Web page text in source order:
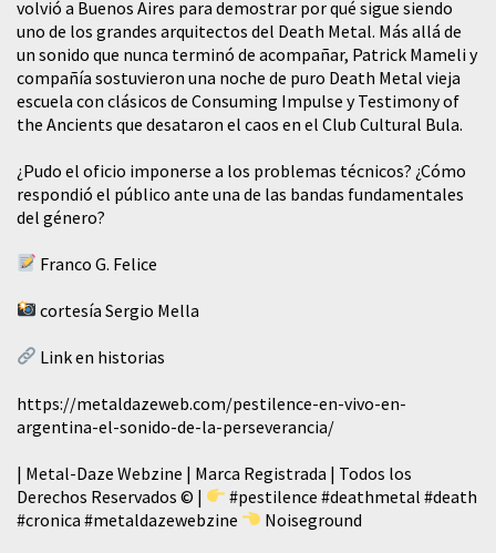
volvió a Buenos Aires para demostrar por qué sigue siendo
uno de los grandes arquitectos del Death Metal. Más allá de
un sonido que nunca terminó de acompañar, Patrick Mameli y
compañía sostuvieron una noche de puro Death Metal vieja
escuela con clásicos de Consuming Impulse y Testimony of
the Ancients que desataron el caos en el Club Cultural Bula.
¿Pudo el oficio imponerse a los problemas técnicos? ¿Cómo
respondió el público ante una de las bandas fundamentales
del género?
Franco G. Felice
cortesía Sergio Mella
Link en historias
https://metaldazeweb.com/pestilence-en-vivo-en-
argentina-el-sonido-de-la-perseverancia/
| Metal-Daze Webzine | Marca Registrada | Todos los
Derechos Reservados © |
#pestilence #deathmetal #death
#cronica #metaldazewebzine Noiseground